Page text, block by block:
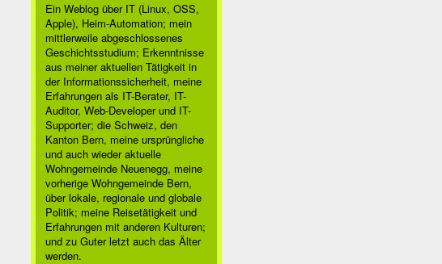
Ein Weblog über IT (Linux, OSS,
Apple), Heim-Automation; mein
mittlerweile abgeschlossenes
Geschichtsstudium; Erkenntnisse
aus meiner aktuellen Tätigkeit in
der Informationssicherheit, meine
Erfahrungen als IT-Berater, IT-
Auditor, Web-Developer und IT-
Supporter; die Schweiz, den
Kanton Bern, meine ursprüngliche
und auch wieder aktuelle
Wohngemeinde Neuenegg, meine
vorherige Wohngemeinde Bern,
über lokale, regionale und globale
Politik; meine Reisetätigkeit und
Erfahrungen mit anderen Kulturen;
und zu Guter letzt auch das Älter
werden.